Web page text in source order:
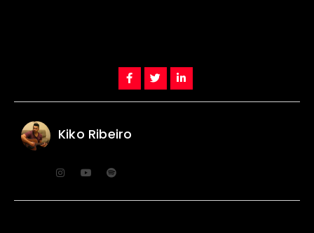
Kiko Ribeiro